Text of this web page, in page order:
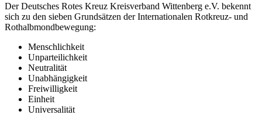
Der Deutsches Rotes Kreuz Kreisverband Wittenberg e.V. bekennt
sich zu den sieben Grundsätzen der Internationalen Rotkreuz- und
Rothalbmondbewegung:
Menschlichkeit
Unparteilichkeit
Neutralität
Unabhängigkeit
Freiwilligkeit
Einheit
Universalität